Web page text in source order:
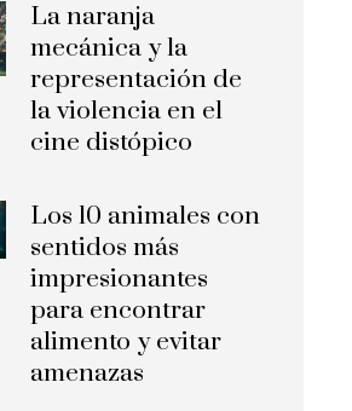
La naranja
mecánica y la
representación de
la violencia en el
cine distópico
Los 10 animales con
sentidos más
impresionantes
para encontrar
alimento y evitar
amenazas